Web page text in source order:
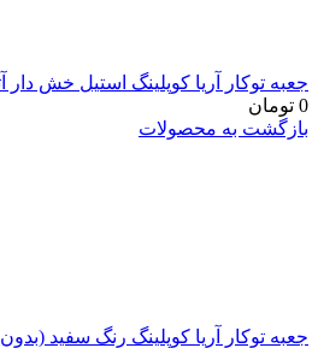
جعبه توکار آریا کوپلینگ استیل خش
0 تومان
بازگشت به محصولات
جعبه توکار آریا کوپلینگ رنگ سفید